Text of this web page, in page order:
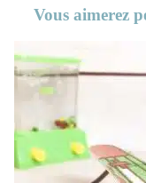
Vous aimerez